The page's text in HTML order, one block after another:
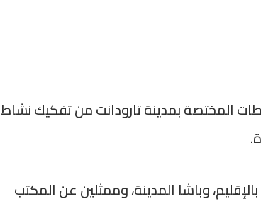
المختصة بمدينة تارودانت من تفكيك نشاط
وباشا المدينة، وممثلين عن المكتب